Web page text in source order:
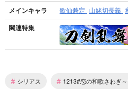
メインキャラ 歌仙兼定 山姥切長義
関連特集
# シリアス # 1213#恋の和歌さわぎ